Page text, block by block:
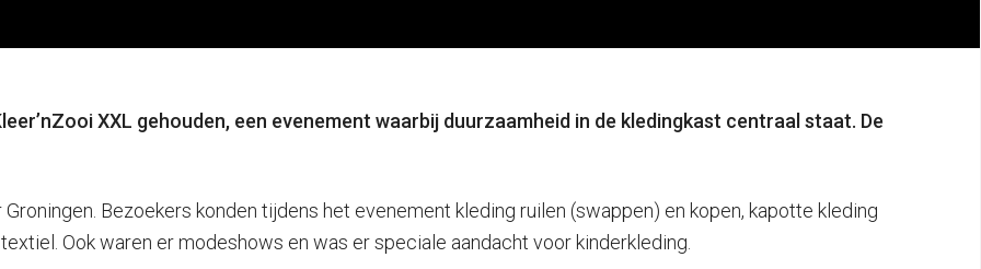
XXL gehouden, een evenement waarbij duurzaamheid in de kledingkast centraal staat. De
Bezoekers konden tijdens het evenement kleding ruilen (swappen) en kopen, kapotte kleding
Ook waren er modeshows en was er speciale aandacht voor kinderkleding.